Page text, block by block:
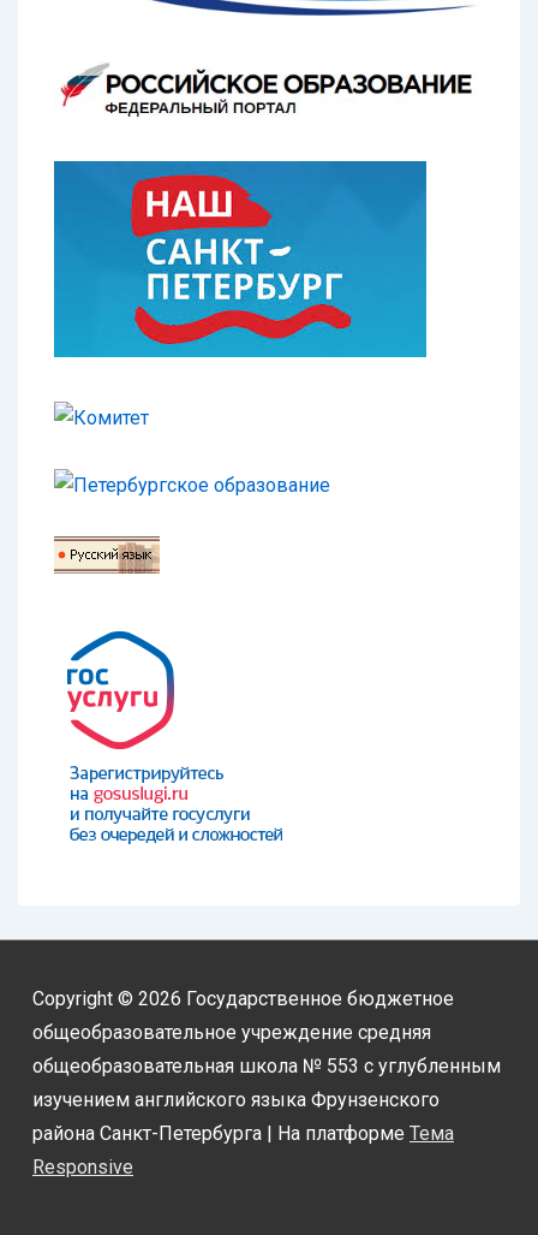
Copyright © 2026 Государственное бюджетное
общеобразовательное учреждение средняя
общеобразовательная школа № 553 с углубленным
изучением английского языка Фрунзенского
района Санкт-Петербурга | На платформе Тема
Responsive